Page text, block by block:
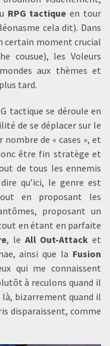
RPG tactique en tour
cela dit). Dans
certain moment crucial
cousue), les Voleurs
aux thèmes et
tard.
tactique se déroule en
de se déplacer sur le
de « cases », et
être fin stratège et
de tous les ennemis
qu’ici, le genre est
en proposant les
proposant un
en étant en parfaite
, le All Out-Attack et
ainsi que la Fusion
qui me connaissent
à reculons quand il
là, bizarrement quand il
disparaissent, comme